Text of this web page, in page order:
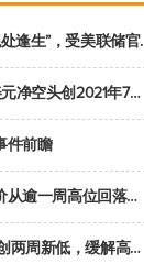
受美联储官员鹰派讲话支撑
最大，黄金期货投机性净多头头寸减少
件前瞻
联储官员重申鹰派立场推动美元回升
，缓解高通胀美国须治本